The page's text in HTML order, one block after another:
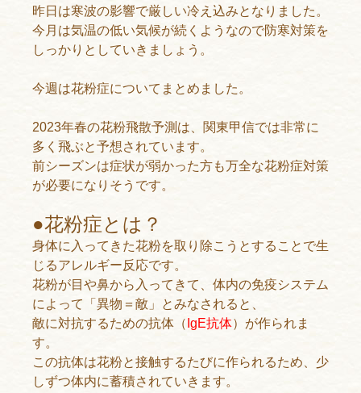
昨日は寒波の影響で厳しい冷え込みとなりました。
今月は気温の低い気候が続くようなので防寒対策を
しっかりとしていきましょう。
今週は花粉症についてまとめました。
2023年春の花粉飛散予測は、関東甲信では非常に
多く飛ぶと予想されています。
前シーズンは症状が弱かった方も万全な花粉症対策
が必要になりそうです。
●花粉症とは？
身体に入ってきた花粉を取り除こうとすることで生
じるアレルギー反応です。
花粉が目や鼻から入ってきて、体内の免疫システム
によって「異物＝敵」とみなされると、
敵に対抗するための抗体（ IgE抗体）が作られま
す。
この抗体は花粉と接触するたびに作られるため、少
しずつ体内に蓄積されていきます。